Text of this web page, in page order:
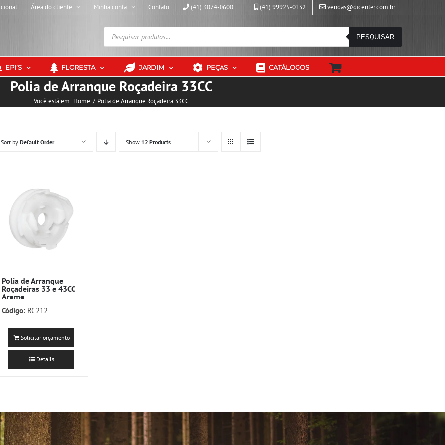
Área do cliente Minha conta Contato (41) 3074-0600 (41) 99925-0132 vendas@dicenter.com.br
Pesquisar
produtos
PESQUISAR
EPI’S FLORESTA JARDIM PEÇAS CATÁLOGOS
Polia de Arranque Roçadeira 33CC
Você está em: Home Polia de Arranque Roçadeira 33CC
Sort byDefault Order Show 12 Products
Polia de Arranque
Roçadeiras 33 e 43CC
Arame
Código: RC212
Solicitar orçamento
Details